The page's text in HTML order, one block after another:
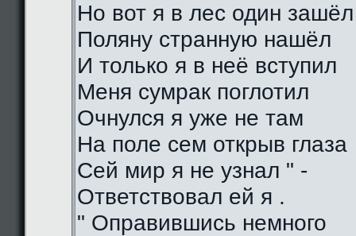
Но вот я в лес один зашёл
Поляну странную нашёл
И только я в неё вступил
Меня сумрак поглотил
Очнулся я уже не там
На поле сем открыв глаза
Сей мир я не узнал " -
Ответствовал ей я .
" Оправившись немного